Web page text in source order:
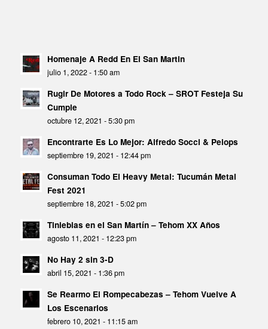
Homenaje A Redd En El San Martin
julio 1, 2022 - 1:50 am
Rugir De Motores a Todo Rock – SROT Festeja Su
Cumple
octubre 12, 2021 - 5:30 pm
Encontrarte Es Lo Mejor: Alfredo Socci & Pelops
septiembre 19, 2021 - 12:44 pm
Consuman Todo El Heavy Metal: Tucumán Metal
Fest 2021
septiembre 18, 2021 - 5:02 pm
Tinieblas en el San Martín – Tehom XX Años
agosto 11, 2021 - 12:23 pm
No Hay 2 sin 3-D
abril 15, 2021 - 1:36 pm
Se Rearmo El Rompecabezas – Tehom Vuelve A
Los Escenarios
febrero 10, 2021 - 11:15 am